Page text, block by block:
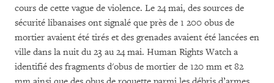
cours de cette vague de violence. Le 24 mai, des sources de
sécurité libanaises ont signalé que près de 1 200 obus de
mortier avaient été tirés et des grenades avaient été lancées en
ville dans la nuit du 23 au 24 mai. Human Rights Watch a
identifié des fragments d'obus de mortier de 120 mm et 82